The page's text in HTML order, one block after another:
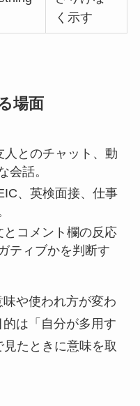
く示す
場面
とのチャット、動
会話。
、英検面接、仕事
コメント欄の反応
ティブかを判断す
や使われ方が変わ
は「自分が多用す
たときに意味を取